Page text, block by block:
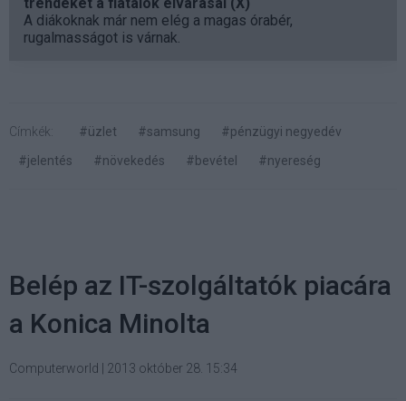
trendeket a fiatalok elvárásai (X)
A diákoknak már nem elég a magas órabér,
rugalmasságot is várnak.
Címkék: #üzlet #samsung
#pénzügyi negyedév
#jelentés
#növekedés #bevétel #nyereség
Belép az IT-szolgáltatók piacára
a Konica Minolta
Computerworld 2013 október 28. 15:34